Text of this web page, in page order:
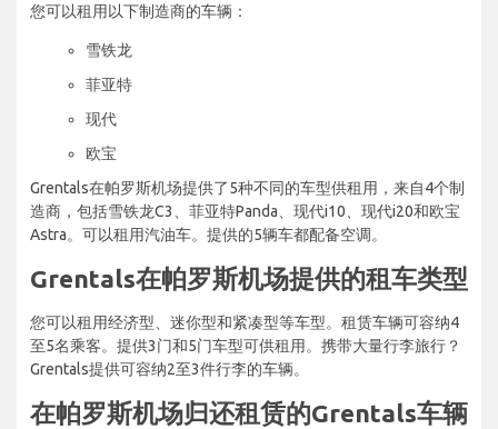
您可以租用以下制造商的车辆：
雪铁龙
菲亚特
现代
欧宝
Grentals在帕罗斯机场提供了5种不同的车型供租用，来自4个制
造商，包括雪铁龙C3、菲亚特Panda、现代i10、现代i20和欧宝
Astra。可以租用汽油车。提供的5辆车都配备空调。
Grentals在帕罗斯机场提供的租车类型
您可以租用经济型、迷你型和紧凑型等车型。租赁车辆可容纳4
至5名乘客。提供3门和5门车型可供租用。携带大量行李旅行？
Grentals提供可容纳2至3件行李的车辆。
在帕罗斯机场归还租赁的Grentals车辆